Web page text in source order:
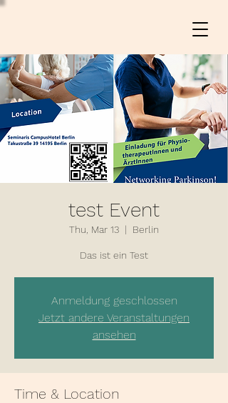
test Event
Thu, Mar 13
  |
Berlin
Das ist ein Test
Anmeldung geschlossen
Jetzt andere Veranstaltungen
ansehen
Time & Location